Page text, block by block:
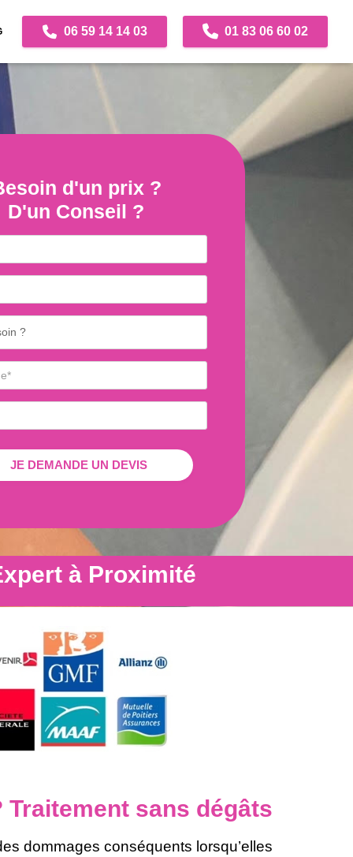
06 59 14 14 03 01 83 06 60 02
d'un prix ?
D'un Conseil ?
à Proximité
Traitement sans dégâts
dommages conséquents lorsqu’elles